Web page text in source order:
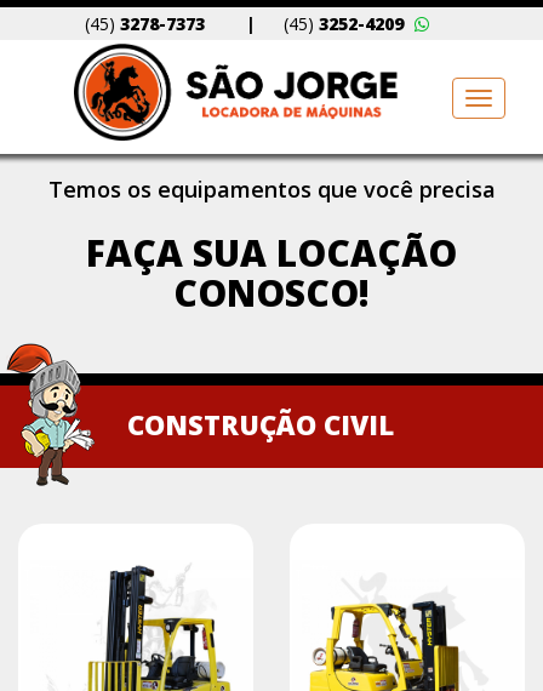
(45) 3278-7373 | (45) 3252-4209
Toggle
Temos os equipamentos que você precisa
FAÇA SUA LOCAÇÃO
CONOSCO!
CONSTRUÇÃO CIVIL